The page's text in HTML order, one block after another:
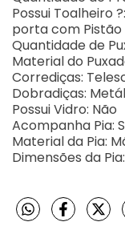
Possui Toalheiro
porta com Pistão
Quantidade de
Material do
Corrediças:
Dobradiças:
Possui Vidro: Não
Acompanha Pia:
Material da Pia:
Dimensões da Pia: